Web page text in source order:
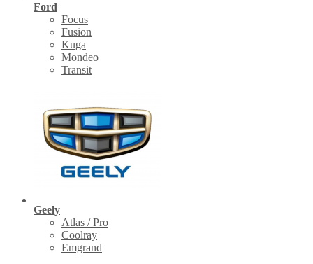
Ford
Focus
Fusion
Kuga
Mondeo
Transit
Geely
Atlas / Pro
Coolray
Emgrand